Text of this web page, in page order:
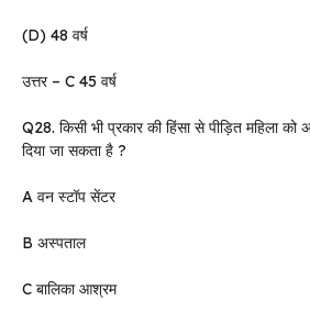
(D) 48 वर्ष
उत्तर – C 45 वर्ष
Q28. किसी भी प्रकार की हिंसा से पीड़ित महिला
दिया जा सकता है ?
A वन स्टॉप सेंटर
B अस्पताल
C बालिका आश्रम